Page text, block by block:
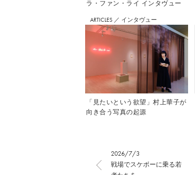
ラ・ファン・ライ インタヴュー
ARTICLES ／ インタヴュー
「見たいという欲望」村上華子が
向き合う写真の起源
2026/7/3
戦場でスケボーに乗る若